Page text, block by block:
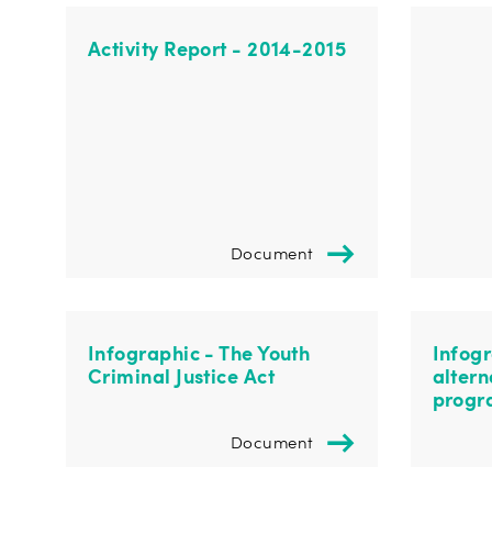
Activity Report - 2014-2015
Document
Infographic - The Youth
Criminal Justice Act
Document